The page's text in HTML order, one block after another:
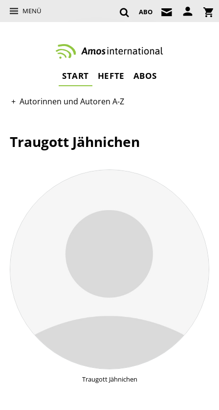
MENÜ ABO
START HEFTE ABOS
Autorinnen und Autoren A-Z
Traugott Jähnichen
Traugott Jähnichen